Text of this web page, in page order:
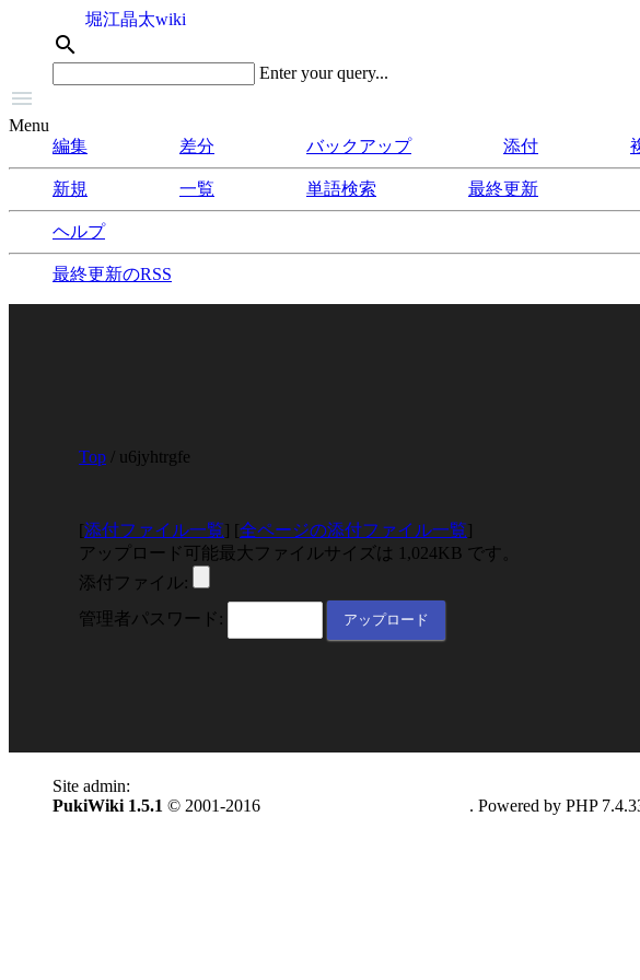
堀江晶太wiki
search
Enter your query...

Menu
編集
差分 バックアップ 添付
新規 一覧 単語検索 最終更新
ヘルプ
最終更新のRSS
Top / u6jyhtrgfe
[添付ファイル一覧] [全ページの添付ファイル一覧]
アップロード可能最大ファイルサイズは 1,024KB です。
添付ファイル:
管理者パスワード:
Site admin:
PukiWiki 1.5.1 © 2001-2016 . Powered by PHP